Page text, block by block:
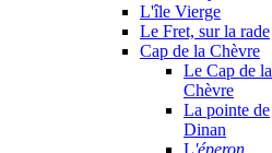
L'île Vierge
Le Fret, sur la rade
Cap de la Chèvre
Le Cap de la
Chèvre
La pointe de
Dinan
L'éperon